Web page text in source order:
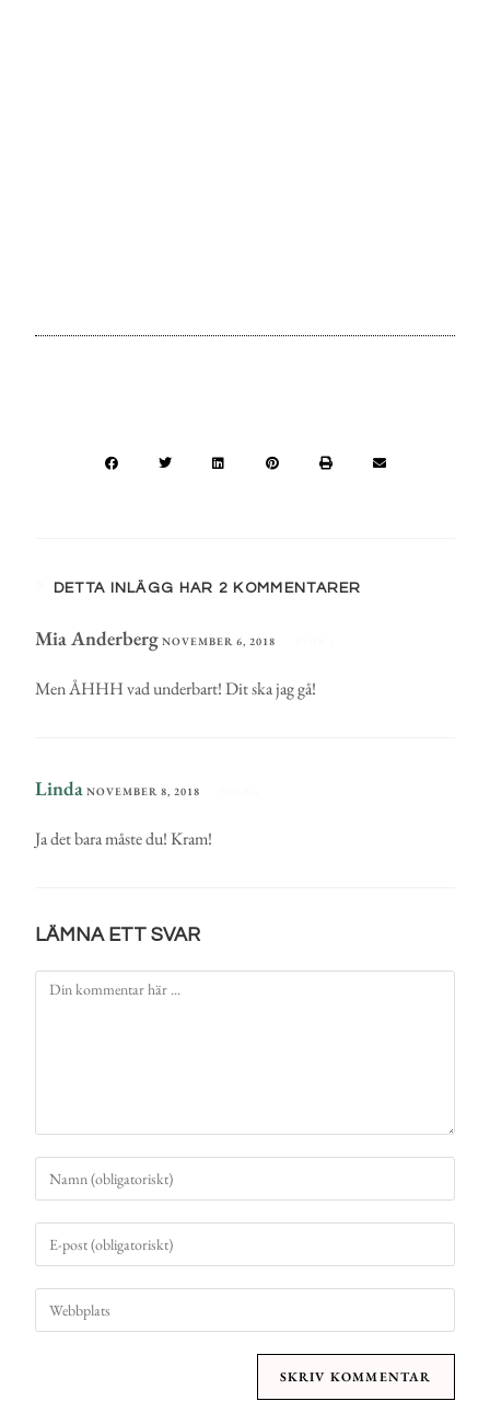
DETTA INLÄGG HAR 2 KOMMENTARER
Mia Anderberg NOVEMBER 6, 2018
Men ÅHHH vad underbart! Dit ska jag gå!
Linda NOVEMBER 8, 2018
Ja det bara måste du! Kram!
LÄMNA ETT SVAR